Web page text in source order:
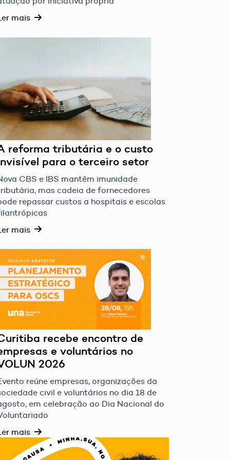
mais
reforma tributária e o custo
para o terceiro setor
CBS e IBS mantêm imunidade
mas cadeia de fornecedores
repassar custos a hospitais e escolas
mais
recebe encontro de
e voluntários no
2026
reúne empresas, organizações da
civil e voluntários no dia 18 de
em celebração ao Dia Nacional do
mais